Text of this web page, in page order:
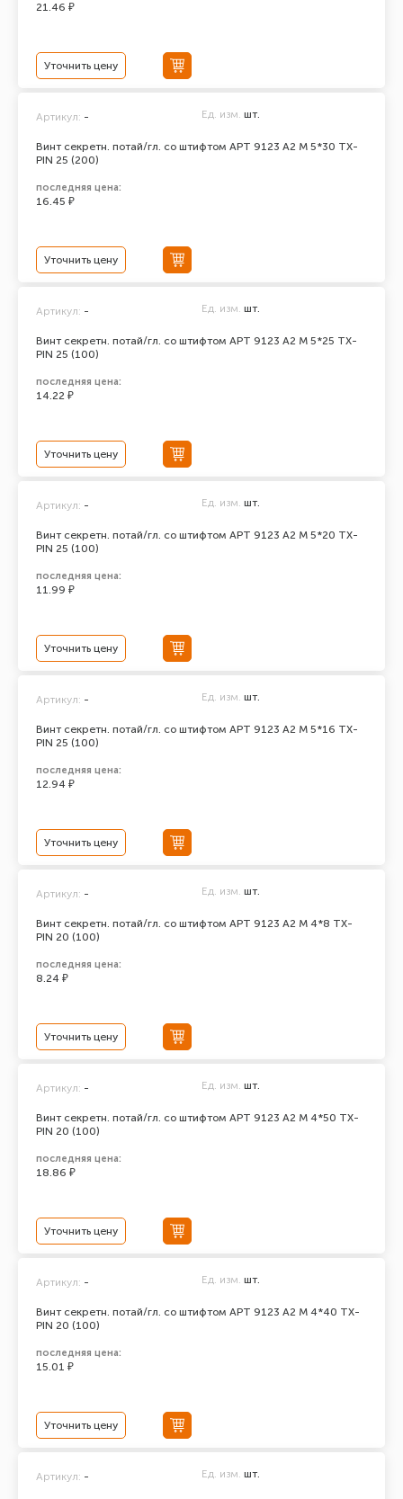
21.46 ₽
Уточнить цену
Винт секретн. потай/гл. со штифтом АРТ 9123 А2 M 5*30 TX-
PIN 25 (200)
Артикул: - Ед. изм. шт.
последняя цена:
16.45 ₽
Уточнить цену
Винт секретн. потай/гл. со штифтом АРТ 9123 А2 M 5*25 TX-
PIN 25 (100)
Артикул: - Ед. изм. шт.
последняя цена:
14.22 ₽
Уточнить цену
Винт секретн. потай/гл. со штифтом АРТ 9123 А2 M 5*20 TX-
PIN 25 (100)
Артикул: - Ед. изм. шт.
последняя цена:
11.99 ₽
Уточнить цену
Винт секретн. потай/гл. со штифтом АРТ 9123 А2 M 5*16 TX-
PIN 25 (100)
Артикул: - Ед. изм. шт.
последняя цена:
12.94 ₽
Уточнить цену
Винт секретн. потай/гл. со штифтом АРТ 9123 А2 M 4*8 TX-
PIN 20 (100)
Артикул: - Ед. изм. шт.
последняя цена:
8.24 ₽
Уточнить цену
Винт секретн. потай/гл. со штифтом АРТ 9123 А2 M 4*50 TX-
PIN 20 (100)
Артикул: - Ед. изм. шт.
последняя цена:
18.86 ₽
Уточнить цену
Винт секретн. потай/гл. со штифтом АРТ 9123 А2 M 4*40 TX-
PIN 20 (100)
Артикул: - Ед. изм. шт.
последняя цена:
15.01 ₽
Уточнить цену
Артикул: - Ед. изм. шт.